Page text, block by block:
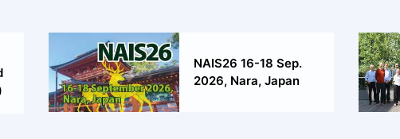
NAIS26 16-18 Sep.
2026, Nara, Japan